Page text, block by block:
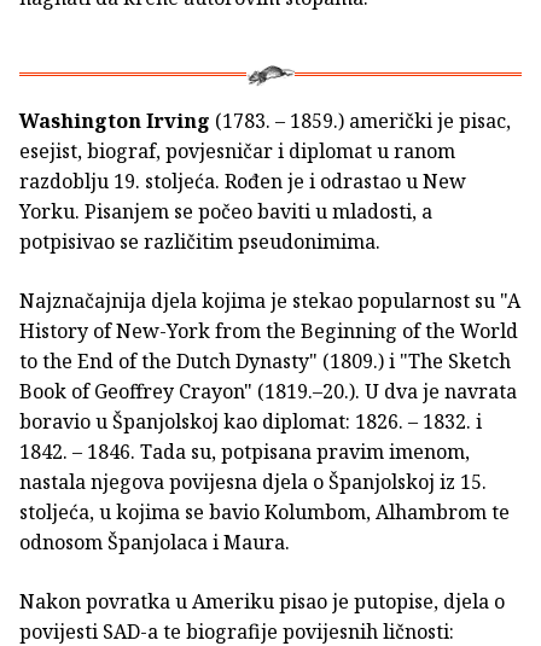
Washington Irving (1783. – 1859.) američki je pisac,
esejist, biograf, povjesničar i diplomat u ranom
razdoblju 19. stoljeća. Rođen je i odrastao u New
Yorku. Pisanjem se počeo baviti u mladosti, a
potpisivao se različitim pseudonimima.
Najznačajnija djela kojima je stekao popularnost su "A
History of New-York from the Beginning of the World
to the End of the Dutch Dynasty" (1809.) i "The Sketch
Book of Geoffrey Crayon" (1819.–20.). U dva je navrata
boravio u Španjolskoj kao diplomat: 1826. – 1832. i
1842. – 1846. Tada su, potpisana pravim imenom,
nastala njegova povijesna djela o Španjolskoj iz 15.
stoljeća, u kojima se bavio Kolumbom, Alhambrom te
odnosom Španjolaca i Maura.
Nakon povratka u Ameriku pisao je putopise, djela o
povijesti SAD-a te biografije povijesnih ličnosti: